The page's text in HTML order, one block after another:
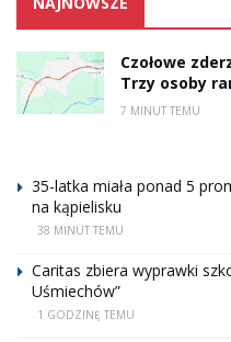
Czołowe
Trzy osoby
7 MINUT TEMU
35-latka miała ponad 5
na kąpielisku
38 MINUT TEMU
Caritas zbiera wyprawki
Uśmiechów”
1 GODZINĘ TEMU